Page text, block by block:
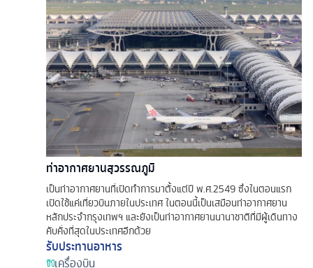
ท่าอากาศยานสุวรรณภูมิ
เป็นท่าอากาศยานที่เปิดทำการมาตั้งแต่ปี พ.ศ.2549 ซึ่งในตอนแรก
เปิดใช้แค่เที่ยวบินภายในประเทศ ในตอนนี้เป็นเสมือนท่าอากาศยาน
หลักประจำกรุงเทพฯ และยังเป็นท่าอากาศยานนานาชาติที่มีผู้เดินทาง
คับคั่งที่สุดในประเทศอีกด้วย
รับประทานอาหาร
เครื่องบิน